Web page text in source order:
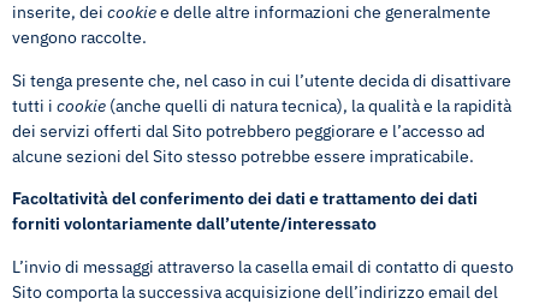
inserite, dei cookiee delle altre informazioni che generalmente
vengono raccolte.
Si tenga presente che, nel caso in cui l’utente decida di disattivare
tutti i cookie (anche quelli di natura tecnica), la qualità e la rapidità
dei servizi offerti dal Sito potrebbero peggiorare e l’accesso ad
alcune sezioni del Sito stesso potrebbe essere impraticabile.
Facoltatività del conferimento dei dati e trattamento dei dati
forniti volontariamente dall’utente/interessato
L’invio di messaggi attraverso la casella email di contatto di questo
Sito comporta la successiva acquisizione dell’indirizzo email del